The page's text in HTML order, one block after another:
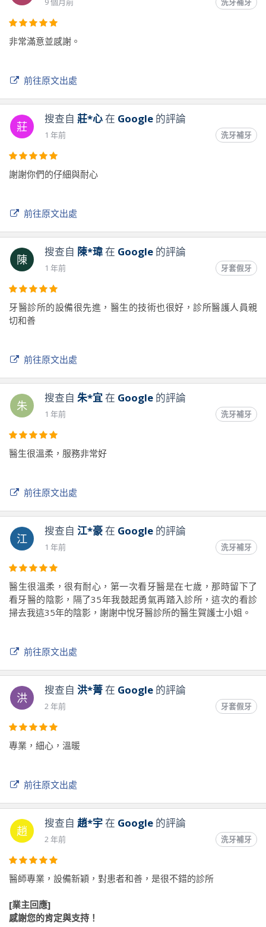
洗牙補牙
非常滿意並感謝。
前往原文出處
莊
搜查自 莊*心在 Google的評論
1 年前 洗牙補牙
謝謝你們的仔細與耐心
前往原文出處
陳
搜查自 陳*瑋在 Google的評論
1 年前 牙套假牙
牙醫診所的設備很先進，醫生的技術也很好，診所醫護人員親
切和善
前往原文出處
朱
搜查自 朱*宜在 Google的評論
1 年前 洗牙補牙
醫生很溫柔，服務非常好
前往原文出處
江
搜查自 江*豪在 Google的評論
1 年前 洗牙補牙
醫生很溫柔，很有耐心，第一次看牙醫是在七歲，那時留下了
看牙醫的陰影，隔了35年我鼓起勇氣再踏入診所，這次的看診
掃去我這35年的陰影，謝謝中悅牙醫診所的醫生賀護士小姐。
前往原文出處
洪
搜查自 洪*菁在 Google的評論
2 年前 牙套假牙
專業，細心，溫暖
前往原文出處
趙
搜查自 趙*宇在 Google的評論
2 年前 洗牙補牙
醫師專業，設備新穎，對患者和善，是很不錯的診所
[業主回應]
感謝您的肯定與支持！